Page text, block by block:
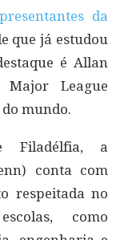
da
que já estudou
é Allan
Major League
mundo.
Filadélfia, a
conta com
respeitada no
como